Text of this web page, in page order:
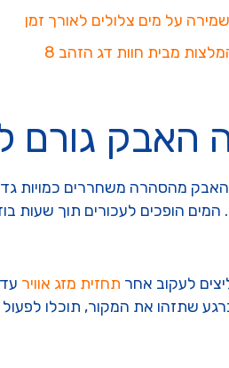
על מים צלולים לאורך זמן
מבית חוות דג הזהב 8
האבק גורם
מהסהרה משחררים כמויות
המים הופכים לעכורים תוך
לעקוב אחר תחזית מזג אוויר
שתזהו את המקור, תוכלו